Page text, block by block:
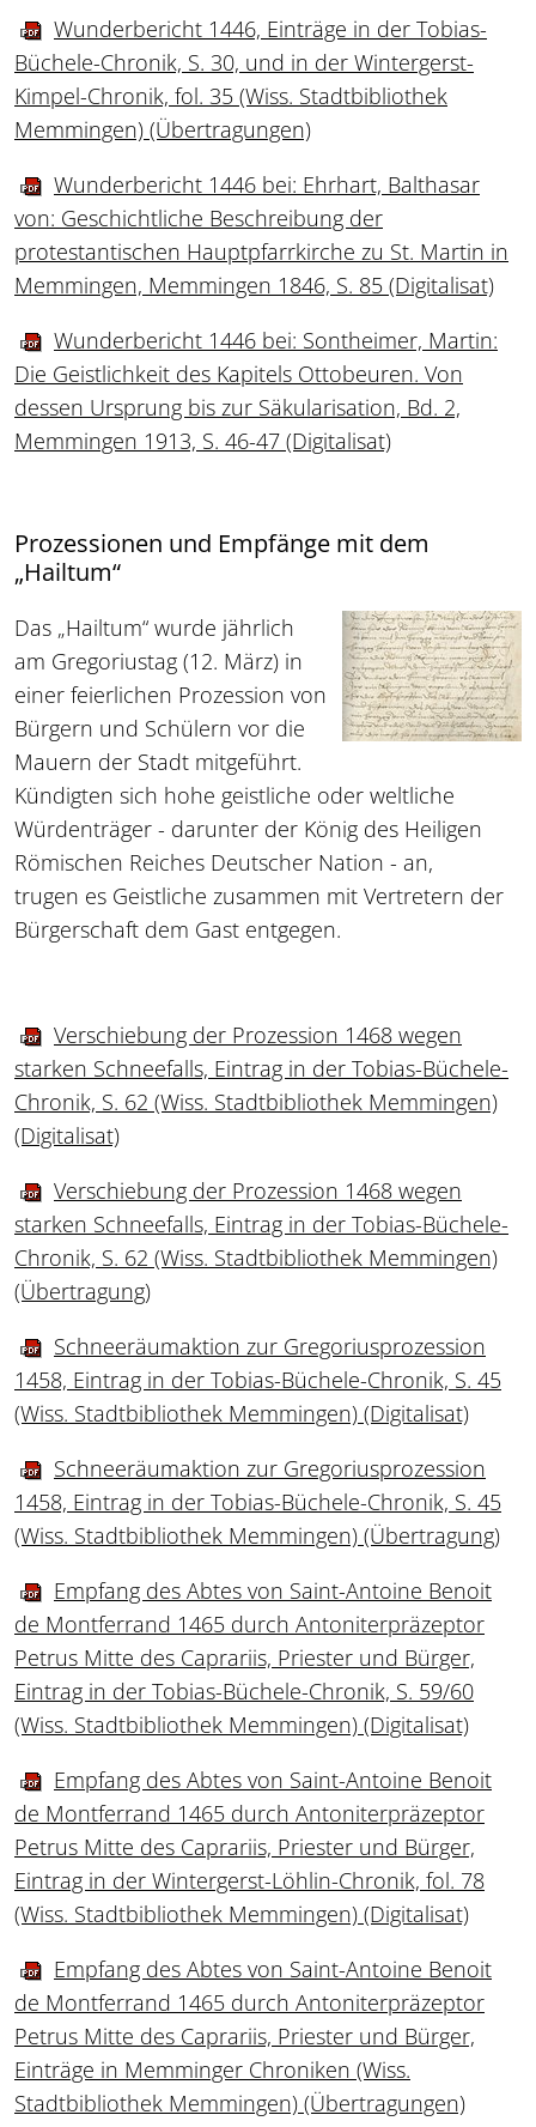
Wunderbericht 1446, Einträge in der Tobias-
Büchele-Chronik, S. 30, und in der Wintergerst-
Kimpel-Chronik, fol. 35 (Wiss. Stadtbibliothek
Memmingen) (Übertragungen)
Wunderbericht 1446 bei: Ehrhart, Balthasar
von: Geschichtliche Beschreibung der
protestantischen Hauptpfarrkirche zu St. Martin in
Memmingen, Memmingen 1846, S. 85 (Digitalisat)
Wunderbericht 1446 bei: Sontheimer, Martin:
Die Geistlichkeit des Kapitels Ottobeuren. Von
dessen Ursprung bis zur Säkularisation, Bd. 2,
Memmingen 1913, S. 46-47 (Digitalisat)
Prozessionen und Empfänge mit dem
„Hailtum“
Das „Hailtum“ wurde jährlich
am Gregoriustag (12. März) in
einer feierlichen Prozession von
Bürgern und Schülern vor die
Mauern der Stadt mitgeführt.
Kündigten sich hohe geistliche oder weltliche
Würdenträger - darunter der König des Heiligen
Römischen Reiches Deutscher Nation - an,
trugen es Geistliche zusammen mit Vertretern der
Bürgerschaft dem Gast entgegen.
Verschiebung der Prozession 1468 wegen
starken Schneefalls, Eintrag in der Tobias-Büchele-
Chronik, S. 62 (Wiss. Stadtbibliothek Memmingen)
(Digitalisat)
Verschiebung der Prozession 1468 wegen
starken Schneefalls, Eintrag in der Tobias-Büchele-
Chronik, S. 62 (Wiss. Stadtbibliothek Memmingen)
(Übertragung)
Schneeräumaktion zur Gregoriusprozession
1458, Eintrag in der Tobias-Büchele-Chronik, S. 45
(Wiss. Stadtbibliothek Memmingen) (Digitalisat)
Schneeräumaktion zur Gregoriusprozession
1458, Eintrag in der Tobias-Büchele-Chronik, S. 45
(Wiss. Stadtbibliothek Memmingen) (Übertragung)
Empfang des Abtes von Saint-Antoine Benoit
de Montferrand 1465 durch Antoniterpräzeptor
Petrus Mitte des Caprariis, Priester und Bürger,
Eintrag in der Tobias-Büchele-Chronik, S. 59/60
(Wiss. Stadtbibliothek Memmingen) (Digitalisat)
Empfang des Abtes von Saint-Antoine Benoit
de Montferrand 1465 durch Antoniterpräzeptor
Petrus Mitte des Caprariis, Priester und Bürger,
Eintrag in der Wintergerst-Löhlin-Chronik, fol. 78
(Wiss. Stadtbibliothek Memmingen) (Digitalisat)
Empfang des Abtes von Saint-Antoine Benoit
de Montferrand 1465 durch Antoniterpräzeptor
Petrus Mitte des Caprariis, Priester und Bürger,
Einträge in Memminger Chroniken (Wiss.
Stadtbibliothek Memmingen) (Übertragungen)